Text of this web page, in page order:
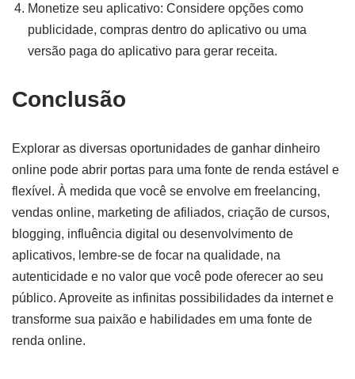
Monetize seu aplicativo: Considere opções como
publicidade, compras dentro do aplicativo ou uma
versão paga do aplicativo para gerar receita.
Conclusão
Explorar as diversas oportunidades de ganhar dinheiro
online pode abrir portas para uma fonte de renda estável e
flexível. À medida que você se envolve em freelancing,
vendas online, marketing de afiliados, criação de cursos,
blogging, influência digital ou desenvolvimento de
aplicativos, lembre-se de focar na qualidade, na
autenticidade e no valor que você pode oferecer ao seu
público. Aproveite as infinitas possibilidades da internet e
transforme sua paixão e habilidades em uma fonte de
renda online.